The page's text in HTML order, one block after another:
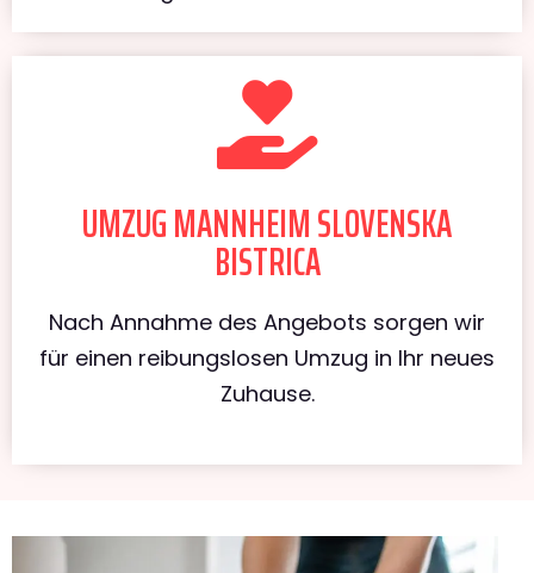
UMZUG MANNHEIM SLOVENSKA
BISTRICA
Nach Annahme des Angebots sorgen wir
für einen reibungslosen Umzug in Ihr neues
Zuhause.